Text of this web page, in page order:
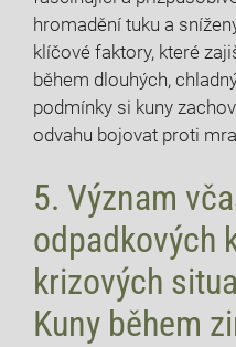
hromadění tuku a
klíčové faktory, které
během dlouhých,
podmínky si kuny
odvahu bojovat proti
5. Význam
odpadkových
krizových
Kuny během